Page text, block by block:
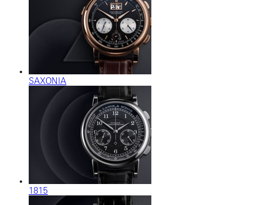
SAXONIA
1815